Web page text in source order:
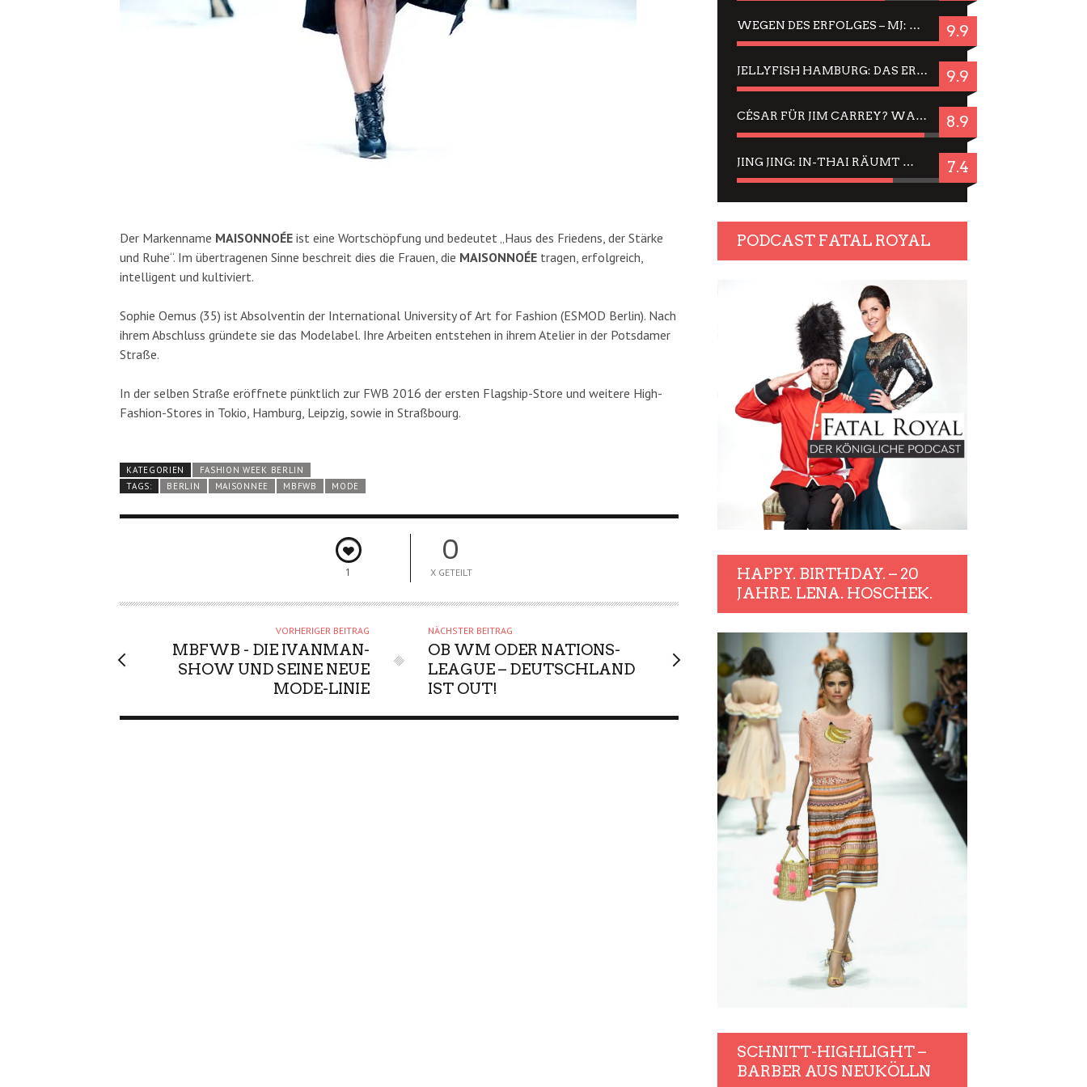
Der Markenname MAISONNOÉE ist eine Wortschöpfung und bedeutet „Haus des Friedens, der Stärke
und Ruhe“. Im übertragenen Sinne beschreit dies die Frauen, die MAISONNOÉE tragen, erfolgreich,
intelligent und kultiviert.
Sophie Oemus (35) ist Absolventin der International University of Art for Fashion (ESMOD Berlin). Nach
ihrem Abschluss gründete sie das Modelabel. Ihre Arbeiten entstehen in ihrem Atelier in der Potsdamer
Straße.
In der selben Straße eröffnete pünktlich zur FWB 2016 der ersten Flagship-Store und weitere High-
Fashion-Stores in Tokio, Hamburg, Leipzig, sowie in Straßbourg.
KATEGORIEN
FASHION WEEK BERLIN
TAGS:
BERLIN MAISONNEE MBFWB MODE
1
0
X GETEILT
VORHERIGER BEITRAG
MBFWB - DIE IVANMAN-
SHOW UND SEINE NEUE
MODE-LINIE
NÄCHSTER BEITRAG
OB WM ODER NATIONS-
LEAGUE – DEUTSCHLAND
IST OUT!
WEGEN DES ERFOLGES – MJ: MICHAEL JACKSON MUSICAL IN EINER MATINEE SEHEN 9.9
JELLYFISH HAMBURG: DAS ERFOLGREICHE SOMMER-MENÜ 2025 IN GEFÜHLEN UND BILDERN 9.9
CÉSAR FÜR JIM CARREY? WARUM DAS EINER DER NERVIGSTEN ACTORS IST UND BLEIBT 8.9
JING JING: IN-THAI RÄUMT WIEDER TITEL AB – EIN ZWEI-STUNDEN-ERLEBNISBERICHT 7.4
PODCAST FATAL ROYAL
HAPPY. BIRTHDAY. – 20
JAHRE. LENA. HOSCHEK.
SCHNITT-HIGHLIGHT –
BARBER AUS NEUKÖLLN